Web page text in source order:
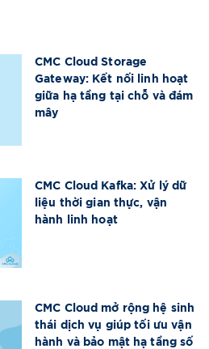
CMC Cloud Storage
Gateway: Kết nối linh hoạt
giữa hạ tầng tại chỗ và đám
mây
CMC Cloud Kafka: Xử lý dữ
liệu thời gian thực, vận
hành linh hoạt
CMC Cloud mở rộng hệ sinh
thái dịch vụ giúp tối ưu vận
hành và bảo mật hạ tầng số